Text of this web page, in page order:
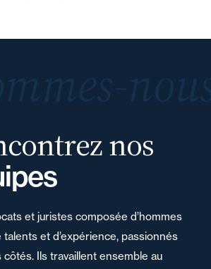
nos
et juristes composée d’hommes
et d’expérience, passionnés
Ils travaillent ensemble au